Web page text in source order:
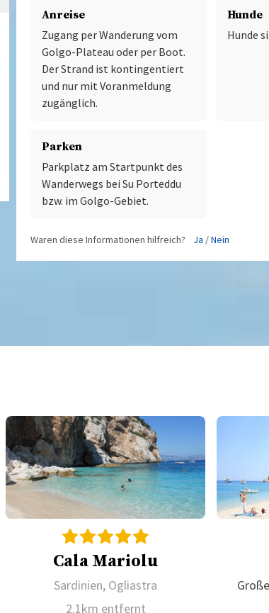
Anreise
Zugang per Wanderung vom
Golgo-Plateau oder per Boot.
Der Strand ist kontingentiert
und nur mit Voranmeldung
zugänglich.
Hunde
Hunde
Parken
Parkplatz am Startpunkt des
Wanderwegs bei Su Porteddu
bzw. im Golgo-Gebiet.
Waren diese Informationen hilfreich? Ja /Nein
Cala Mariolu
Sardinien, Ogliastra
2.1km entfernt